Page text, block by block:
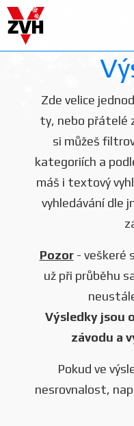
Zde velice
ty, nebo přátelé
si můžeš
kategoriích a
máš i textový
vyhledávání dle
Pozor- veškeré
už při průběhu
Výsledky jsou
závodu a
Pokud ve
nesrovnalost,